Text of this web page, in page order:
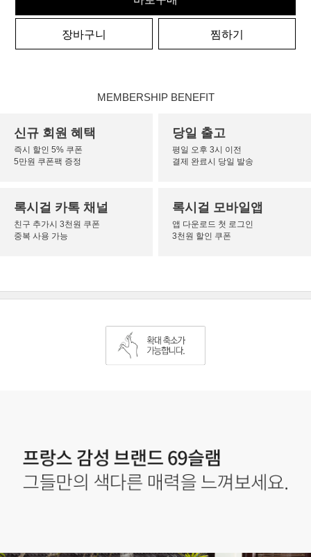
장바구니 찜하기
MEMBERSHIP BENEFIT
신규 회원 혜택
즉시 할인 5% 쿠폰
5만원 쿠폰팩 증정
당일 출고
평일 오후 3시 이전
결제 완료시 당일 발송
록시걸 카톡 채널
친구 추가시 3천원 쿠폰
중복 사용 가능
록시걸 모바일앱
앱 다운로드 첫 로그인
3천원 할인 쿠폰